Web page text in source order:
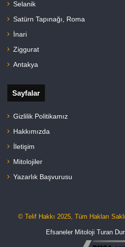
Selanik
Satürn Tapınağı, Roma
İnari
Ziggurat
Antakya
Sayfalar
Gizlilik Politikamız
Hakkımızda
İletişim
Mitolojiler
Yazarlık Başvurusu
© Telif Hakkı 2025, Tüm Hakları
Efsaneler Mitoloji Turan